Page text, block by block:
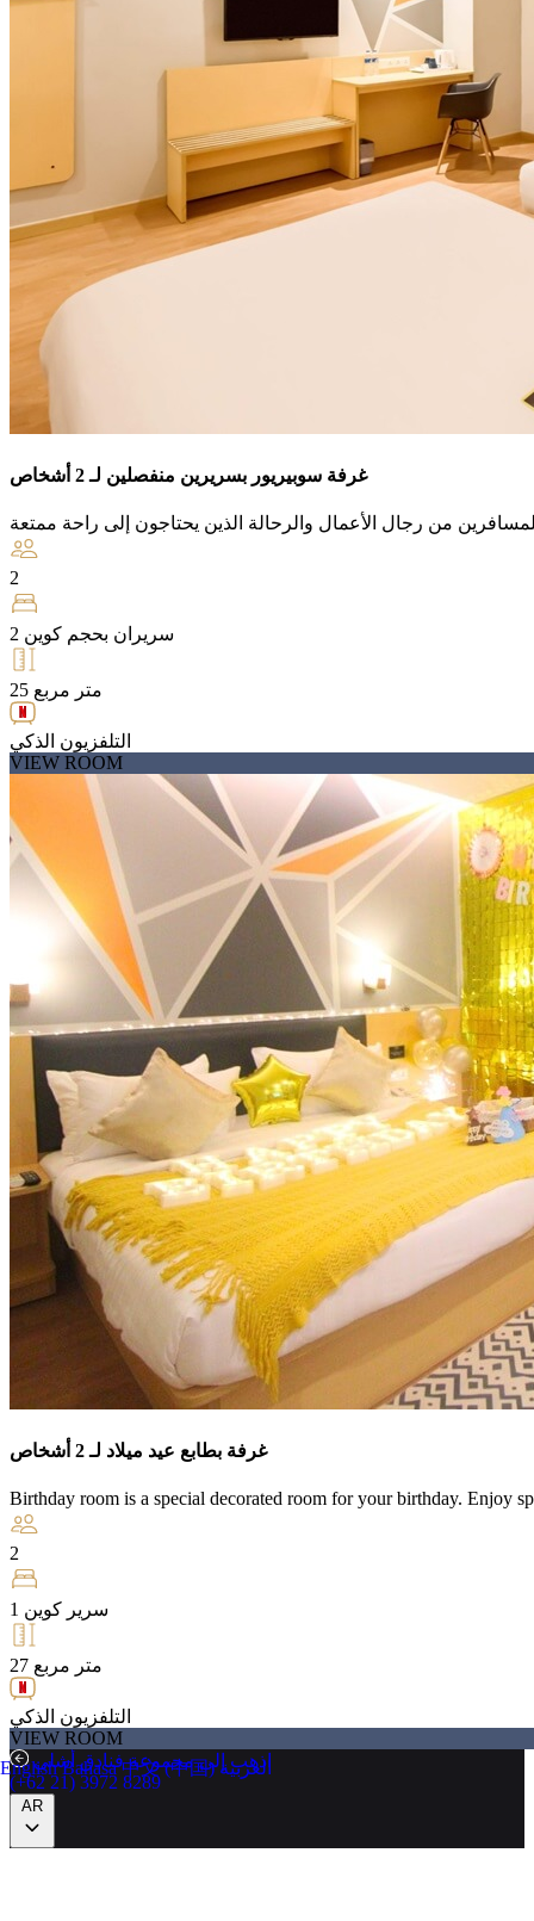
غرفة سوبيريور بسريرين منفصلين لـ 2 أشخاص
2
سريران بحجم كوين 2
25 متر مربع
التلفزيون الذكي
VIEW ROOM
غرفة بطابع عيد ميلاد لـ 2 أشخاص
Birthday room is a special decorated room for your birthday. Enjoy
2
1 سرير كوين
27 متر مربع
التلفزيون الذكي
VIEW ROOM
اذهب إلى مجموعة فنادق أشلي
(+62 21) 3972 8289
AR
EnglishBahasa中文 (中国)العربية